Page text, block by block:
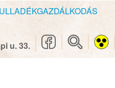
Ugrás
a
Ugrás
a
u. 33.